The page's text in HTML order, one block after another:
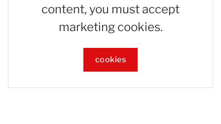
content, you must accept
marketing cookies.
cookies